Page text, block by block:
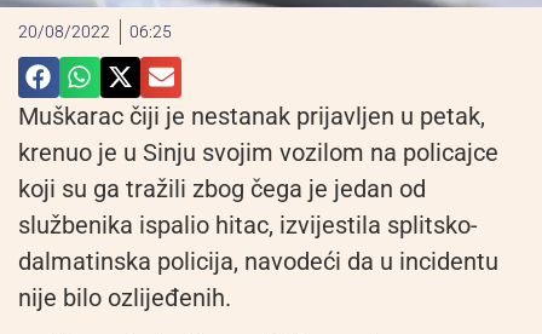
20/08/2022 06:25
Muškarac čiji je nestanak prijavljen u petak,
krenuo je u Sinju svojim vozilom na policajce
koji su ga tražili zbog čega je jedan od
službenika ispalio hitac, izvijestila splitsko-
dalmatinska policija, navodeći da u incidentu
nije bilo ozlijeđenih.